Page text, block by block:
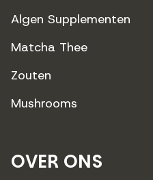
Algen Supplementen
Matcha Thee
Zouten
Mushrooms
OVER ONS